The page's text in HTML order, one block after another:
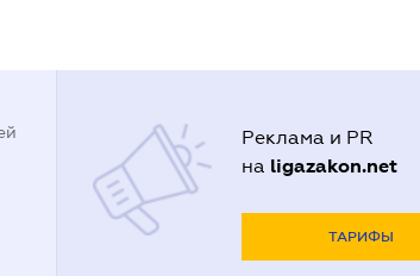
Реклама и PR
на ligazakon.net
ТАРИФЫ